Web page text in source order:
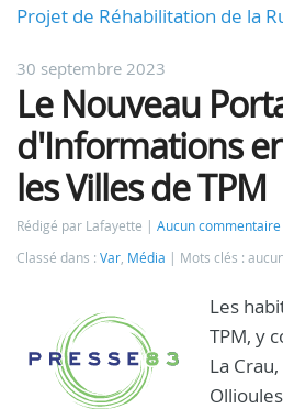
Projet de Réhabilitation de la
30 septembre 2023
Le Nouveau
d'Informations
les Villes de TPM
Rédigé par Lafayette
Aucun commentaire
Classé dans : Var, Média Mots clés :
Les
TPM, y
La